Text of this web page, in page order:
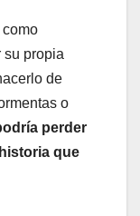
como
su propia
de
o
perder
que